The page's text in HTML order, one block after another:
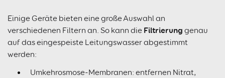
Einige Geräte bieten eine große Auswahl an
verschiedenen Filtern an. So kann die Filtrierung genau
auf das eingespeiste Leitungswasser abgestimmt
werden:
Umkehrosmose-Membranen: entfernen Nitrat,